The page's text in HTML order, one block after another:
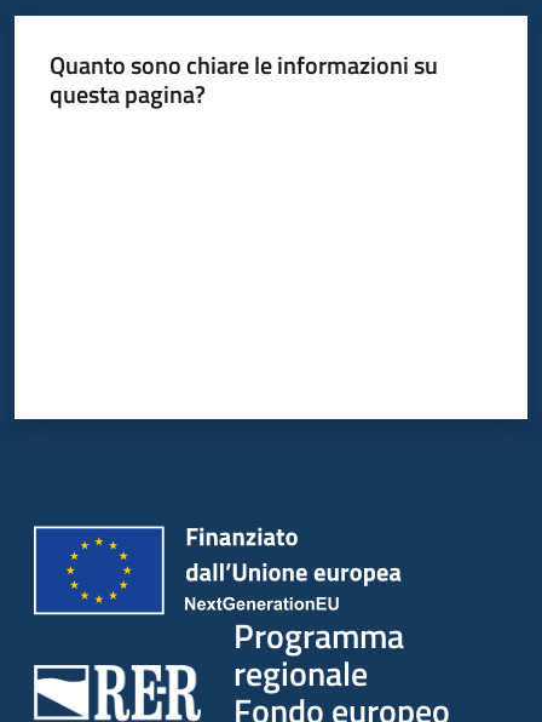
Quanto sono chiare le informazioni su
questa pagina?
Programma
regionale
Fondo europeo